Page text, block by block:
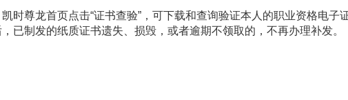
凯时尊龙首页点击“证书查验” ，可下载和查询验证本人的职业资格电子
已制发的纸质证书遗失、损毁，或者逾期不领取的，不再办理补发。